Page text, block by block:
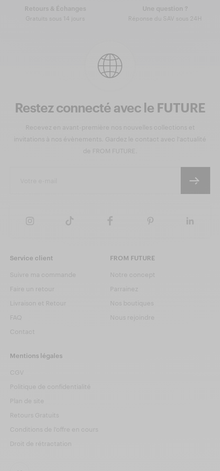
Retours & Échanges
Gratuits sous 14 jours
Une question ?
Réponse du SAV sous 24H
Restez connecté avec le FUTURE
Recevez en avant-première nos nouvelles collections et
invitations à nos évènements. Gardez le contact avec l'actualité
de FROM FUTURE.
Service client
Suivre ma commande
Faire un retour
Livraison et Retour
FAQ
Contact
FROM FUTURE
Notre concept
Parrainez
Nos boutiques
Nous rejoindre
Mentions légales
CGV
Politique de confidentialité
Plan de site
Retours Gratuits
Conditions de l'offre en cours
Droit de rétractation